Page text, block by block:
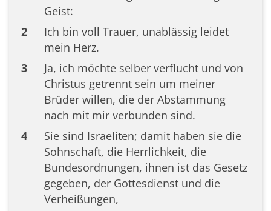
Geist:
2
Ich bin voll Trauer, unablässig leidet
mein Herz.
3
Ja, ich möchte selber verflucht und von
Christus getrennt sein um meiner
Brüder willen, die der Abstammung
nach mit mir verbunden sind.
4
Sie sind Israeliten; damit haben sie die
Sohnschaft, die Herrlichkeit, die
Bundesordnungen, ihnen ist das Gesetz
gegeben, der Gottesdienst und die
Verheißungen,